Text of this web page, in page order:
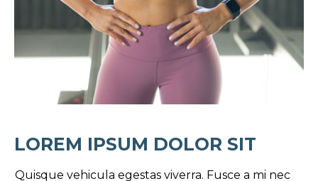
LOREM IPSUM DOLOR SIT
Quisque vehicula egestas viverra. Fusce a mi nec